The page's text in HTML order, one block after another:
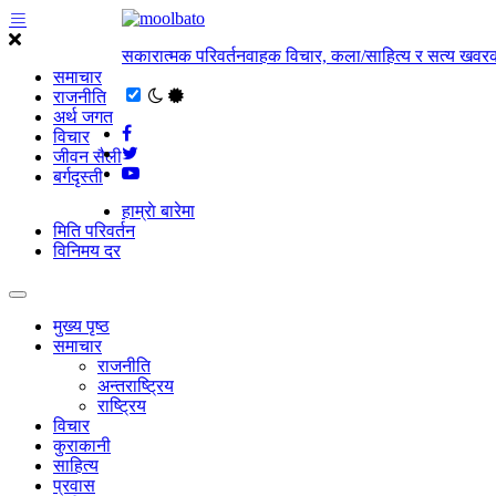
समाचार
राजनीति
अर्थ जगत
विचार
जीवन सैली
बर्गदृस्ती
सकारात्मक परिवर्तनवाहक विचार, कला/साहित्य र सत्य
हाम्राे बारेमा
मिति परिवर्तन
विनिमय दर
मुख्य पृष्ठ
समाचार
राजनीति
अन्तराष्ट्रिय
राष्ट्रिय
विचार
कुराकानी
साहित्य
प्रवास